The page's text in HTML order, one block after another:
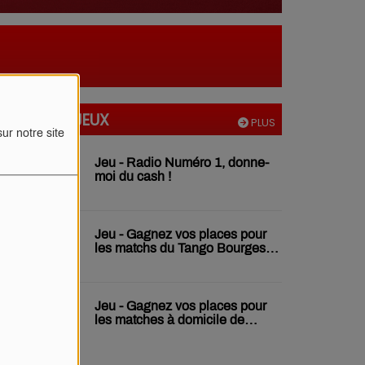
notre site
PLUS
TOUS NOS JEUX
Jeu - Radio Numéro 1, donne-
moi du cash !
Jeu - Gagnez vos places pour
les matchs du Tango Bourges
Jeu - Gagnez vos places pour
les matches à domicile de